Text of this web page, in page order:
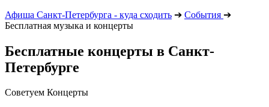
Афиша Санкт-Петербурга - куда сходить ➔ События ➔
Бесплатная музыка и концерты
Бесплатные концерты в Санкт-
Петербурге
Советуем Концерты